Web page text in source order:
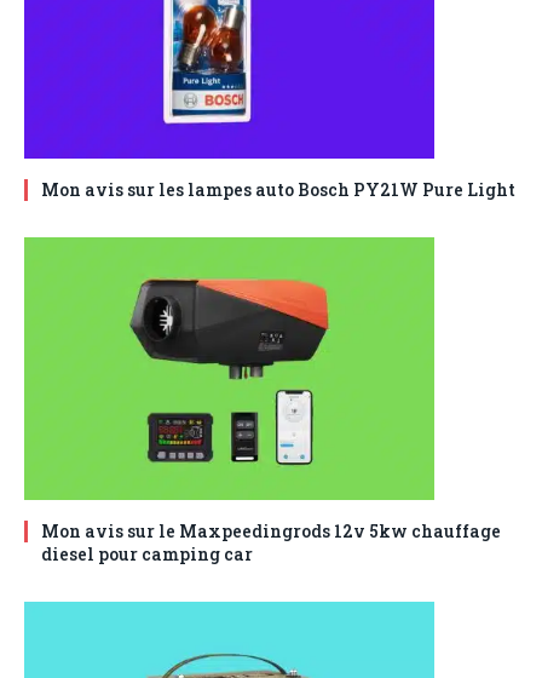
Mon avis sur les lampes auto Bosch PY21W Pure Light
Mon avis sur le Maxpeedingrods 12v 5kw chauffage
diesel pour camping car